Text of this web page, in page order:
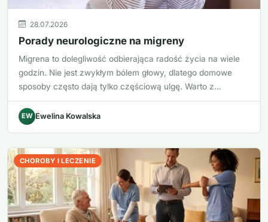
28.07.2026
Porady neurologiczne na migreny
Migrena to dolegliwość odbierająca radość życia na wiele
godzin. Nie jest zwykłym bólem głowy, dlatego domowe
sposoby często dają tylko częściową ulgę. Warto z…
EW Ewelina Kowalska
CHOROBY I LECZENIE